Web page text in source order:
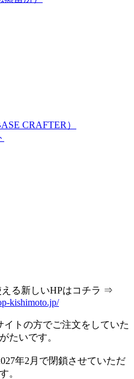
CRAFTER）
る新しいHPはコチラ ⇒
kishimoto.jp/
トの方でご注文をしていた
たいです。
年2月で閉鎖させていただ
。